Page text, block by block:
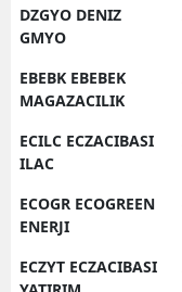
DZGYO DENIZ
GMYO
EBEBK EBEBEK
MAGAZACILIK
ECILC ECZACIBASI
ILAC
ECOGR ECOGREEN
ENERJI
ECZYT ECZACIBASI